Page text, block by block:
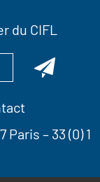
du CIFL
Paris – 33 (0) 1